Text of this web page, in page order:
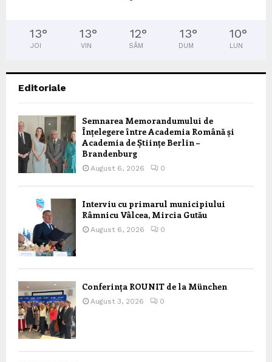
13°
JOI
13°
VIN
12°
SÂM
13°
DUM
10°
LUN
Editoriale
Semnarea Memorandumului de
Înțelegere între Academia Română și
Academia de Științe Berlin –
Brandenburg
August 6, 2026 0
Interviu cu primarul municipiului
Râmnicu Vâlcea, Mircia Gutău
August 6, 2026 0
Conferința ROUNIT de la München
August 3, 2026 0